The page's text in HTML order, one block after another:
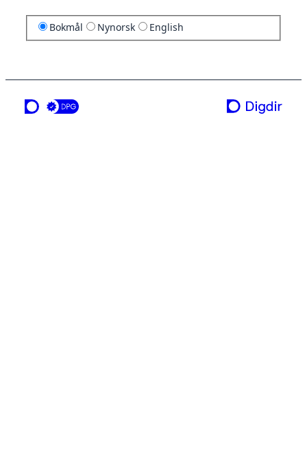
Bokmål Nynorsk English